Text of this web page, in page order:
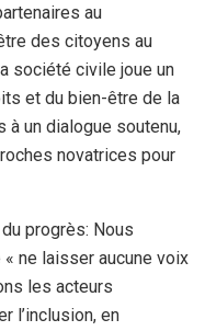
au
des citoyens au
société civile joue un
et du bien-être de la
à un dialogue soutenu,
novatrices pour
progrès: Nous
ne laisser aucune voix
les acteurs
l’inclusion, en